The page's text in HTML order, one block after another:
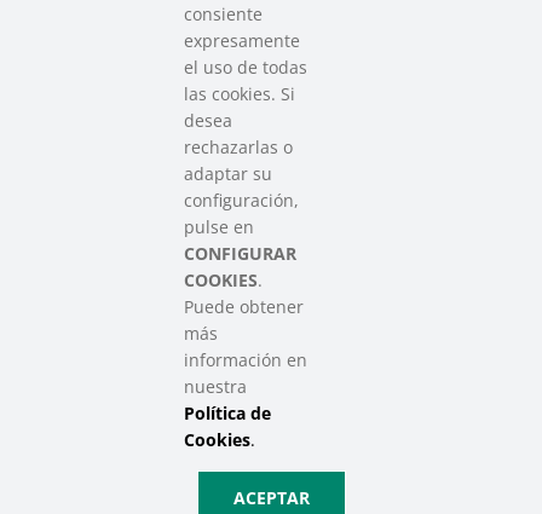
Contacto
info@sareensarea.eu
Iparraguirre, 9 lonja – 48009 Bilbao
946 569 230
Colabora
SAREEN SAREA Euskadiko Hirugarren Sektore Soziala – Tercer
Sector Social de Euskadi
de Privacidad de Redes Sociales
consiente
expresamente
el uso de todas
las cookies. Si
desea
rechazarlas o
adaptar su
configuración,
pulse en
CONFIGURAR
COOKIES.
Puede obtener
más
información en
nuestra
Política de
Cookies.
ACEPTAR